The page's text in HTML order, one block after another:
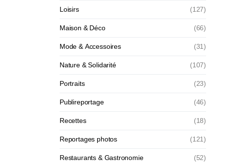
Loisirs (127)
Maison & Déco (66)
Mode & Accessoires (31)
Nature & Solidarité (107)
Portraits (23)
Publireportage (46)
Recettes (18)
Reportages photos (121)
Restaurants & Gastronomie (52)